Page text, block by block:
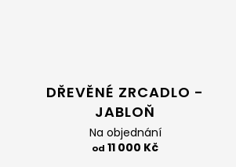
DŘEVĚNÉ ZRCADLO -
JABLOŇ
Na objednání
od 11 000 Kč